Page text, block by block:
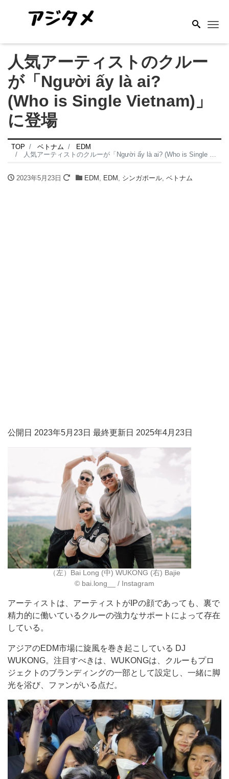
人気アーティストのクルー
が「Người ấy là ai?
(Who is Single Vietnam)」
に登場
TOP ベトナム
EDM
人気アーティストのクルーが「Người ấy là ai? (Who is Single Vietnam)」に登場
2023年5月23日 EDM EDM シンガポール, ベトナム
公開日 2023年5月23日 最終更新日 2025年4月23日
（左）Bai Long (中) WUKONG (右) Bajie
©︎ bai.long__ / Instagram
アーティストは、アーティストがIPの顔であっても、裏で
精力的に働いているクルーの強力なサポートによって存在
している。
アジアのEDM市場に旋風を巻き起こしている DJ
WUKONG。注目すべきは、WUKONGは、クルーもプロ
ジェクトのブランディングの一部として設定し、一緒に脚
光を浴び、ファンがいる点だ。